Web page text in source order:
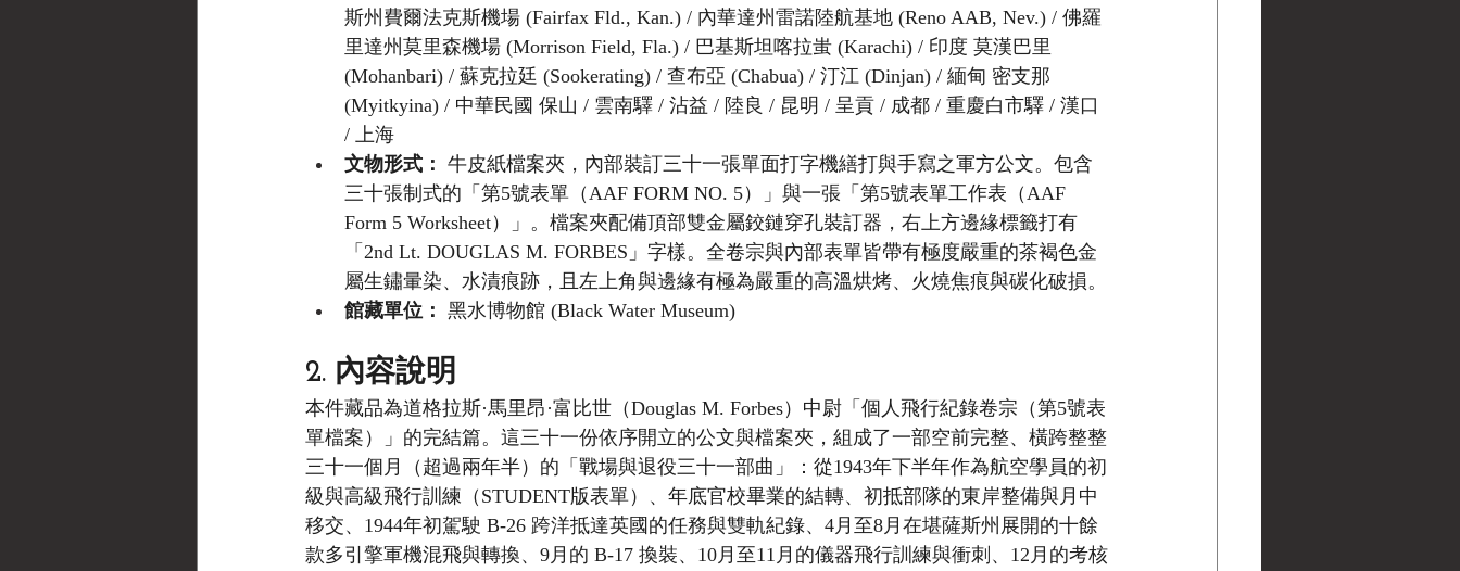
斯州費爾法克斯機場 (Fairfax Fld., Kan.) / 內華達州雷諾陸航基地 (Reno AAB, Nev.) / 佛羅
里達州莫里森機場 (Morrison Field, Fla.) / 巴基斯坦喀拉蚩 (Karachi) / 印度 莫漢巴里
(Mohanbari) / 蘇克拉廷 (Sookerating) / 查布亞 (Chabua) / 汀江 (Dinjan) / 緬甸 密支那
(Myitkyina) / 中華民國 保山 / 雲南驛 / 沾益 / 陸良 / 昆明 / 呈貢 / 成都 / 重慶白市驛 / 漢口
/ 上海
文物形式： 牛皮紙檔案夾，內部裝訂三十一張單面打字機繕打與手寫之軍方公文。包含
三十張制式的「第5號表單（AAF FORM NO. 5）」與一張「第5號表單工作表（AAF
Form 5 Worksheet）」。檔案夾配備頂部雙金屬鉸鏈穿孔裝訂器，右上方邊緣標籤打有
「2nd Lt. DOUGLAS M. FORBES」字樣。全卷宗與內部表單皆帶有極度嚴重的茶褐色金
屬生鏽暈染、水漬痕跡，且左上角與邊緣有極為嚴重的高溫烘烤、火燒焦痕與碳化破損。
館藏單位： 黑水博物館 (Black Water Museum)
2. 內容說明
本件藏品為道格拉斯·馬里昂·富比世（Douglas M. Forbes）中尉「個人飛行紀錄卷宗（第5號表
單檔案）」的完結篇。這三十一份依序開立的公文與檔案夾，組成了一部空前完整、橫跨整整
三十一個月（超過兩年半）的「戰場與退役三十一部曲」：從1943年下半年作為航空學員的初
級與高級飛行訓練（STUDENT版表單）、年底官校畢業的結轉、初抵部隊的東岸整備與月中
移交、1944年初駕駛 B-26 跨洋抵達英國的任務與雙軌紀錄、4月至8月在堪薩斯州展開的十餘
款多引擎軍機混飛與轉換、9月的 B-17 換裝、10月至11月的儀器飛行訓練與衝刺、12月的考核